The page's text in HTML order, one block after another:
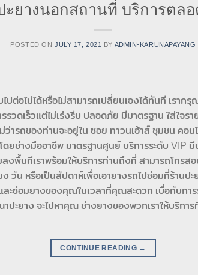
ะยางนอกสถานที่ บริการตลอ
POSTED ON JULY 17, 2021 BY ADMIN-KARUNAPAYANG
ปต่อไม่ได้หรือไม่สามารถเปลี่ยนเองได้ทันที เราก
วดเร็วแต่ไม่เร่งรีบ ปลอดภัย มีมาตรฐาน ใส่ใจร
ว่ารถของท่านจะอยู่ใน ซอย ทาวนเฮ้าส์ ชุมชน คอ
ยช่างมืออาชีพ มาตรฐานศูนย์ บริการระดับ VIP
พื้นทีเราพร้อมให้บริการท่านถึงที่ สามารถโทรส
วัน หรือเป็นสัปดาห์เพื่อเอายางรถไปซ่อมที่ร้านป
ละซ่อมยางของคุณในเวลาที่คุณสะดวก เบื่อกับก
ะยาง จะไปหาคุณ ช่างยางของพวกเราให้บริกา
CONTINUE READING →